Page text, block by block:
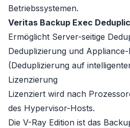
Betriebssystemen.
Veritas Backup Exec
Ermöglicht Server-seitige
Deduplizierung und
(Deduplizierung auf
Lizenzierung
Lizenziert wird nach
des Hypervisor-Hosts.
Die V-Ray Edition ist das